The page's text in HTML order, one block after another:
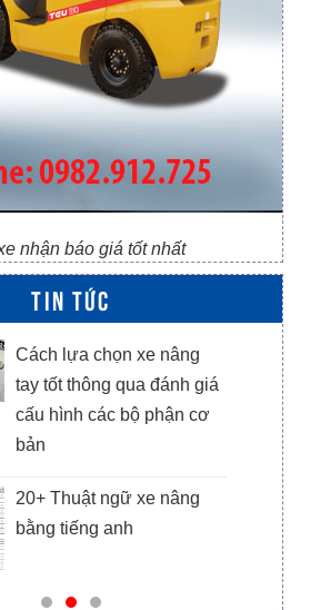
nhận báo giá tốt nhất
TIN TỨC
Cách lựa chọn xe nâng
tay tốt thông qua đánh giá
cấu hình các bộ phận cơ
bản
20+ Thuật ngữ xe nâng
bằng tiếng anh